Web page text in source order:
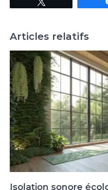
Articles relatifs
Isolation sonore